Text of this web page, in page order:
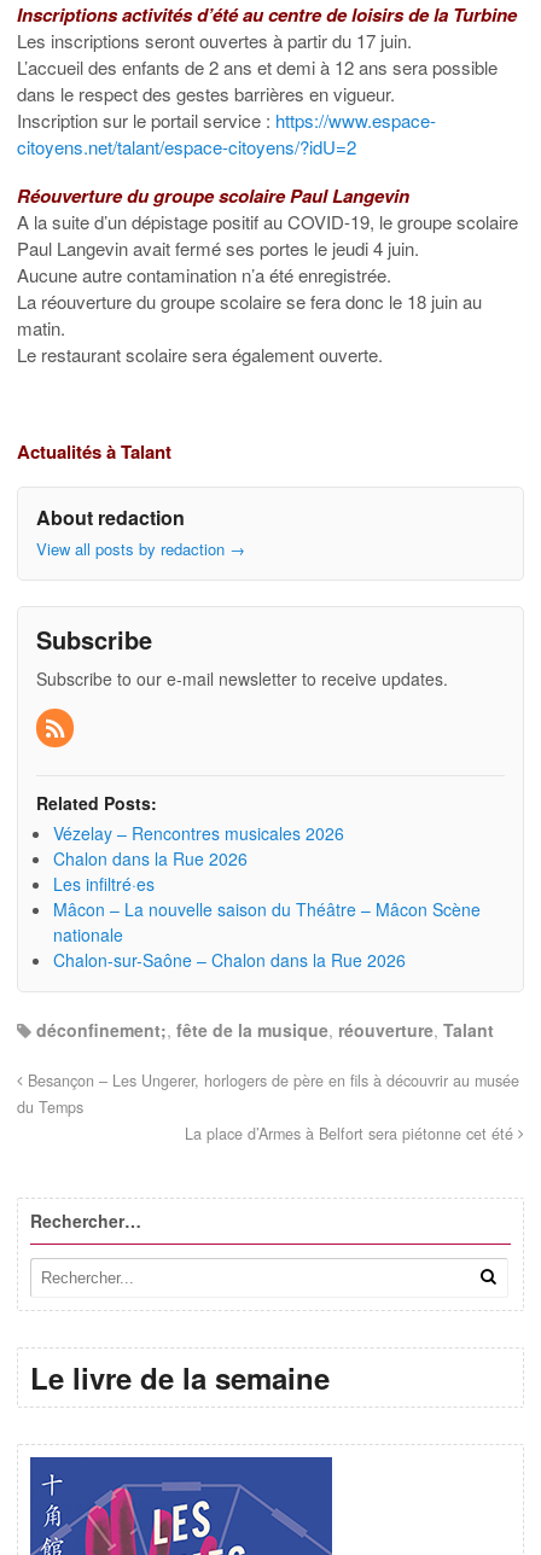
Inscriptions activités d’été au centre de loisirs de la Turbine
Les inscriptions seront ouvertes à partir du 17 juin.
L’accueil des enfants de 2 ans et demi à 12 ans sera possible
dans le respect des gestes barrières en vigueur.
Inscription sur le portail service : https://www.espace-
citoyens.net/talant/espace-citoyens/?idU=2
Réouverture du groupe scolaire Paul Langevin
A la suite d’un dépistage positif au COVID-19, le groupe scolaire
Paul Langevin avait fermé ses portes le jeudi 4 juin.
Aucune autre contamination n’a été enregistrée.
La réouverture du groupe scolaire se fera donc le 18 juin au
matin.
Le restaurant scolaire sera également ouverte.
Actualités à Talant
About redaction
View all posts by redaction →
Subscribe
Subscribe to our e-mail newsletter to receive updates.
Related Posts:
Vézelay – Rencontres musicales 2026
Chalon dans la Rue 2026
Les infiltré·es
Mâcon – La nouvelle saison du Théâtre – Mâcon Scène
nationale
Chalon-sur-Saône – Chalon dans la Rue 2026
déconfinement;, fête de la musique, réouverture, Talant
Besançon – Les Ungerer, horlogers de père en fils à découvrir au musée
du Temps
La place d’Armes à Belfort sera piétonne cet été
Rechercher…
Le livre de la semaine